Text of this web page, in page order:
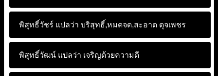
พิสุทธิ์วัชร์ แปลว่า บริสุทธิ์,หมดจด,สะอาด ดุจเพชร
พิสุทธิ์วัฒน์ แปลว่า เจริญด้วยความดี